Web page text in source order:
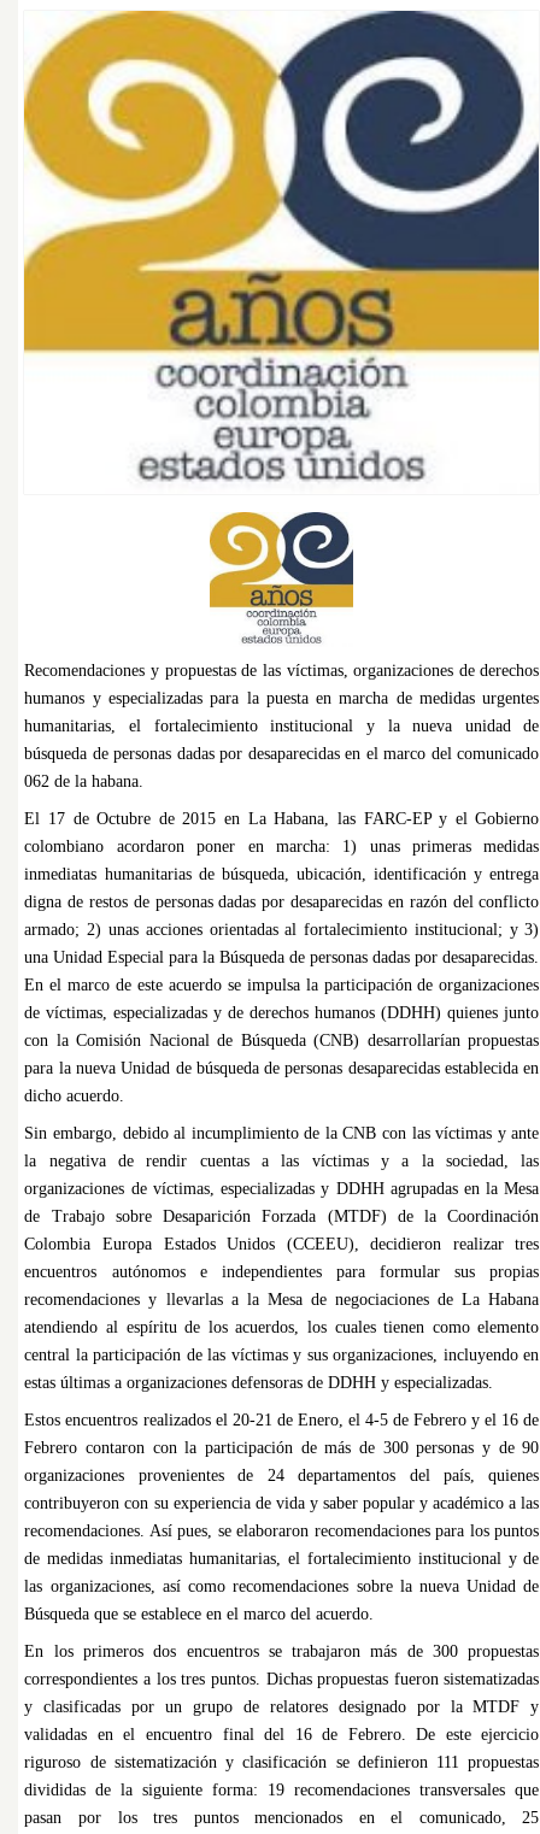
Recomendaciones y propuestas de las víctimas, organizaciones de derechos
humanos y especializadas para la puesta en marcha de medidas urgentes
humanitarias, el fortalecimiento institucional y la nueva unidad de
búsqueda de personas dadas por desaparecidas en el marco del comunicado
062 de la habana.
El 17 de Octubre de 2015 en La Habana, las FARC-EP y el Gobierno
colombiano acordaron poner en marcha: 1) unas primeras medidas
inmediatas humanitarias de búsqueda, ubicación, identificación y entrega
digna de restos de personas dadas por desaparecidas en razón del conflicto
armado; 2) unas acciones orientadas al fortalecimiento institucional; y 3)
una Unidad Especial para la Búsqueda de personas dadas por desaparecidas.
En el marco de este acuerdo se impulsa la participación de organizaciones
de víctimas, especializadas y de derechos humanos (DDHH) quienes junto
con la Comisión Nacional de Búsqueda (CNB) desarrollarían propuestas
para la nueva Unidad de búsqueda de personas desaparecidas establecida en
dicho acuerdo.
Sin embargo, debido al incumplimiento de la CNB con las víctimas y ante
la negativa de rendir cuentas a las víctimas y a la sociedad, las
organizaciones de víctimas, especializadas y DDHH agrupadas en la Mesa
de Trabajo sobre Desaparición Forzada (MTDF) de la Coordinación
Colombia Europa Estados Unidos (CCEEU), decidieron realizar tres
encuentros autónomos e independientes para formular sus propias
recomendaciones y llevarlas a la Mesa de negociaciones de La Habana
atendiendo al espíritu de los acuerdos, los cuales tienen como elemento
central la participación de las víctimas y sus organizaciones, incluyendo en
estas últimas a organizaciones defensoras de DDHH y especializadas.
Estos encuentros realizados el 20-21 de Enero, el 4-5 de Febrero y el 16 de
Febrero contaron con la participación de más de 300 personas y de 90
organizaciones provenientes de 24 departamentos del país, quienes
contribuyeron con su experiencia de vida y saber popular y académico a las
recomendaciones. Así pues, se elaboraron recomendaciones para los puntos
de medidas inmediatas humanitarias, el fortalecimiento institucional y de
las organizaciones, así como recomendaciones sobre la nueva Unidad de
Búsqueda que se establece en el marco del acuerdo.
En los primeros dos encuentros se trabajaron más de 300 propuestas
correspondientes a los tres puntos. Dichas propuestas fueron sistematizadas
y clasificadas por un grupo de relatores designado por la MTDF y
validadas en el encuentro final del 16 de Febrero. De este ejercicio
riguroso de sistematización y clasificación se definieron 111 propuestas
divididas de la siguiente forma: 19 recomendaciones transversales que
pasan por los tres puntos mencionados en el comunicado, 25